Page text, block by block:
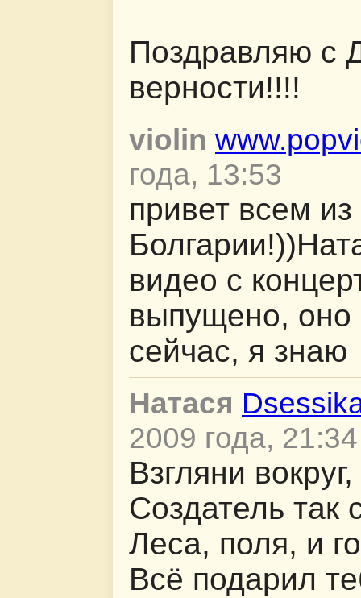
Поздравляю с
верности!!!!
violin
года, 13:53
привет всем
видео с
выпущено, оно
сейчас, я знаю
Натася
2009 года, 21:34
Взгляни
Создатель так
Леса, поля, и
Всё подарил